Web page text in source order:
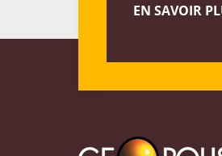
EN SAVOIR